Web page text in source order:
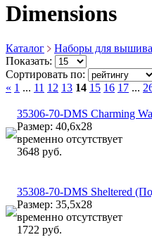
Dimensions
Каталог Наборы для
Показать:
Сортировать по:
« 1 ... 11 12 13 14 15 16 17 ...
35306-70-DMS Charming
Размер: 40,6х28
временно отсутствует
3648 руб.
35308-70-DMS Sheltered
Размер: 35,5х28
временно отсутствует
1722 руб.